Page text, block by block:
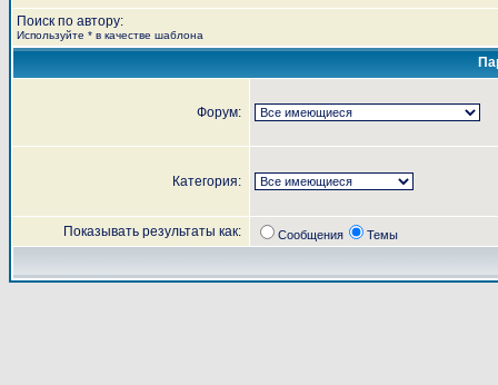
Поиск по автору:
Используйте * в качестве шаблона
Форум:
Категория:
Показывать результаты как: Сообщения Темы